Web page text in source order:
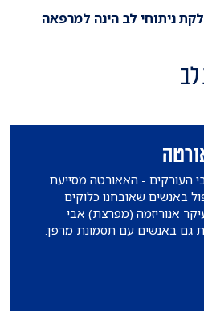
ניתוחי לב הינה למרפאה
העורקים - האאורטה מסייעת
באנשים שאובחנו כלוקים
אנוריזמה (מפרצת) אבי
גם באנשים עם תסמונת מרפן.